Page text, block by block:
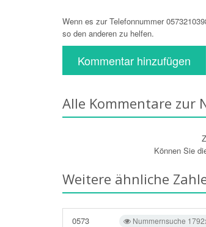
Wenn es zur Telefonnummer
so den anderen zu helfen.
Kommentar hinzufügen
Alle Kommentare zur
Können Sie
Weitere ähnliche
Nummernsuche
0573